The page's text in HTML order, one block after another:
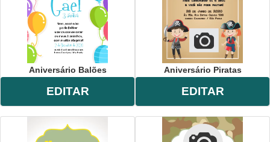
Aniversário Balões
EDITAR
Aniversário Piratas
EDITAR